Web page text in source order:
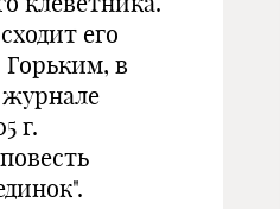
его
Горьким, в
г.